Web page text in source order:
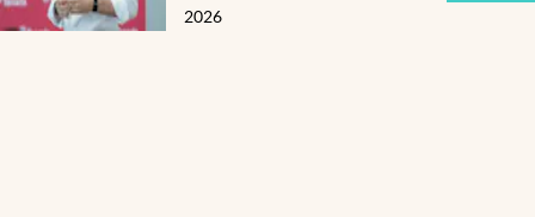
2026